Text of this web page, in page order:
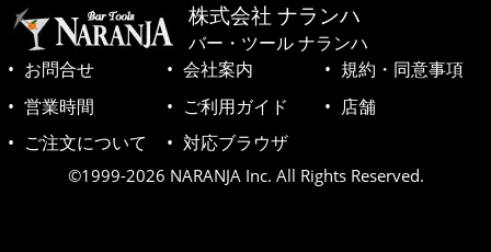
株式会社 ナランハ
バー・ツール ナランハ
お問合せ
会社案内
規約・同意事項
営業時間
ご利用ガイド
店舗
ご注文について
対応ブラウザ
©1999-2026 NARANJA Inc. All Rights Reserved.